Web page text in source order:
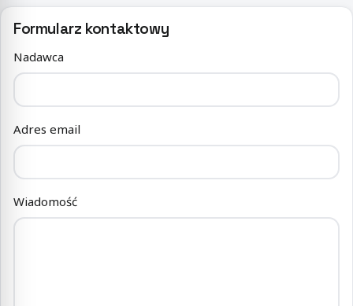
Formularz kontaktowy
Nadawca
Adres email
Wiadomość